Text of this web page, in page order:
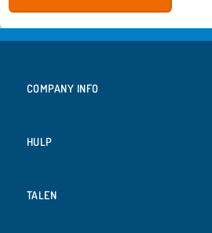
COMPANY INFO
HULP
TALEN